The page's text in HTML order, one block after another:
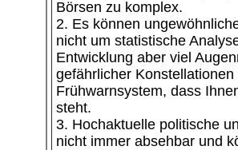
Börsen zu komplex.
2. Es können
nicht um statistische
Entwicklung aber viel
gefährlicher
Frühwarnsystem, dass
steht.
3. Hochaktuelle politische
nicht immer absehbar und